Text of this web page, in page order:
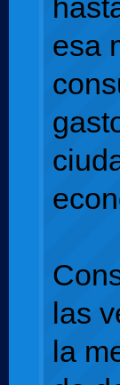
esa
las
la